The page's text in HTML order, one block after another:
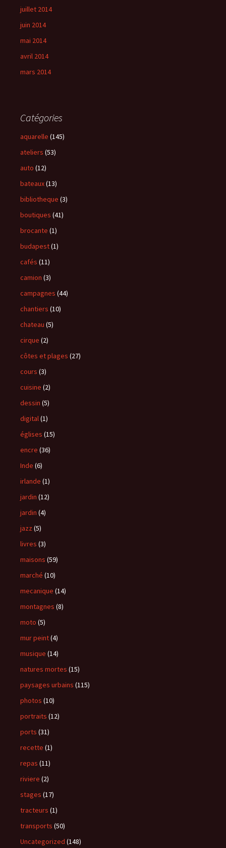
juillet 2014
juin 2014
mai 2014
avril 2014
mars 2014
Catégories
aquarelle (145)
ateliers (53)
auto (12)
bateaux(13)
bibliotheque (3)
boutiques (41)
brocante (1)
budapest(1)
cafés (11)
camion (3)
campagnes (44)
chantiers (10)
chateau (5)
cirque (2)
côtes et plages (27)
cours (3)
cuisine (2)
dessin (5)
digital(1)
églises (15)
encre (36)
Inde (6)
irlande (1)
jardin (12)
jardin (4)
jazz (5)
livres (3)
maisons (59)
marché (10)
mecanique (14)
montagnes (8)
moto (5)
mur peint(4)
musique (14)
natures mortes (15)
paysages urbains (115)
photos (10)
portraits (12)
ports (31)
recette (1)
repas (11)
riviere (2)
stages (17)
tracteurs (1)
transports (50)
Uncategorized (148)